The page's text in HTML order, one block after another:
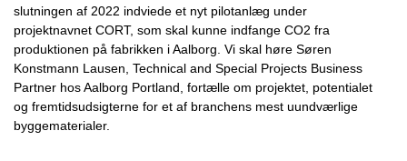
slutningen af 2022 indviede et nyt pilotanlæg under
projektnavnet CORT, som skal kunne indfange CO2 fra
produktionen på fabrikken i Aalborg. Vi skal høre Søren
Konstmann Lausen, Technical and Special Projects Business
Partner hos Aalborg Portland, fortælle om projektet, potentialet
og fremtidsudsigterne for et af branchens mest uundværlige
byggematerialer.